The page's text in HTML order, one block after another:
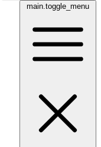
main.toggle_menu